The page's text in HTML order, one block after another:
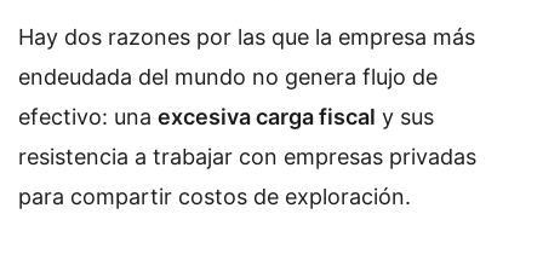
Hay dos razones por las que la empresa más
endeudada del mundo no genera flujo de
efectivo: una excesiva carga fiscal y sus
resistencia a trabajar con empresas privadas
para compartir costos de exploración.